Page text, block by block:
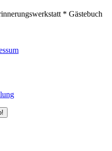
* Gästebuch